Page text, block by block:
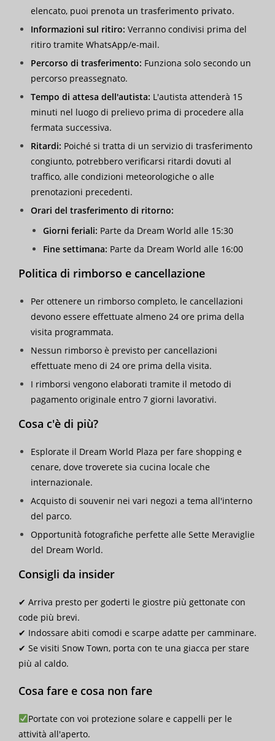
elencato, puoi prenota un trasferimento privato.
Informazioni sul ritiro: Verranno condivisi prima del
ritiro tramite WhatsApp/e-mail.
Percorso di trasferimento: Funziona solo secondo un
percorso preassegnato.
Tempo di attesa dell'autista: L'autista attenderà 15
minuti nel luogo di prelievo prima di procedere alla
fermata successiva.
Ritardi: Poiché si tratta di un servizio di trasferimento
congiunto, potrebbero verificarsi ritardi dovuti al
traffico, alle condizioni meteorologiche o alle
prenotazioni precedenti.
Orari del trasferimento di ritorno:
Giorni feriali: Parte da Dream World alle 15:30
Fine settimana: Parte da Dream World alle 16:00
Politica di rimborso e cancellazione
Per ottenere un rimborso completo, le cancellazioni
devono essere effettuate almeno 24 ore prima della
visita programmata.
Nessun rimborso è previsto per cancellazioni
effettuate meno di 24 ore prima della visita.
I rimborsi vengono elaborati tramite il metodo di
pagamento originale entro 7 giorni lavorativi.
Cosa c'è di più?
Esplorate il Dream World Plaza per fare shopping e
cenare, dove troverete sia cucina locale che
internazionale.
Acquisto di souvenir nei vari negozi a tema all'interno
del parco.
Opportunità fotografiche perfette alle Sette Meraviglie
del Dream World.
Consigli da insider
✔ Arriva presto per goderti le giostre più gettonate con
code più brevi.
✔ Indossare abiti comodi e scarpe adatte per camminare.
✔ Se visiti Snow Town, porta con te una giacca per stare
più al caldo.
Cosa fare e cosa non fare
Portate con voi protezione solare e cappelli per le
attività all'aperto.